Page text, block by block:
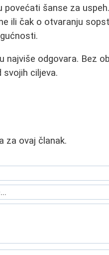
šanse za
ili čak o otvaranju
najviše odgovara. Bez
ciljeva.
za ovaj članak.